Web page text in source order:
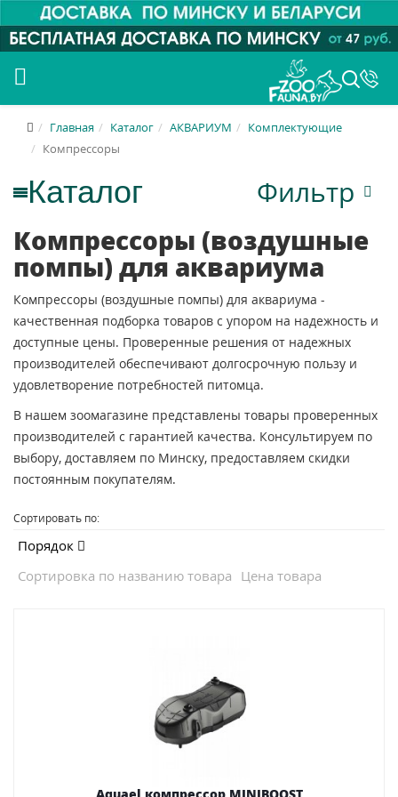
Главная Каталог АКВАРИУМ
Комплектующие
Компрессоры
Фильтр
Компрессоры (воздушные
помпы) для аквариума
Компрессоры (воздушные помпы) для аквариума -
качественная подборка товаров с упором на надежность и
доступные цены. Проверенные решения от надежных
производителей обеспечивают долгосрочную пользу и
удовлетворение потребностей питомца.
В нашем зоомагазине представлены товары проверенных
производителей с гарантией качества. Консультируем по
выбору, доставляем по Минску, предоставляем скидки
постоянным покупателям.
Сортировать по:
Порядок
Сортировка по названию товара Цена товара